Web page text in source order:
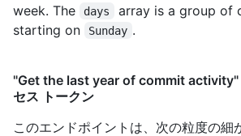
week. The
days
array is a group of
starting on
Sunday .
"Get the last year of commit activity"
セス トークン
このエンドポイントは、次の粒度の細